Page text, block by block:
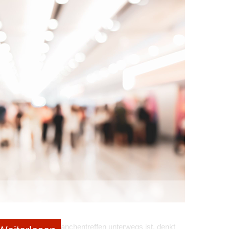
getroffen werden – das
gelassen reagieren sie, wenn ein (potenzieller) Kunde
Auftrag erteilt. Sie wissen aber auch: „Ich muss am
Also bringen sie sich bei ihren Zielkunden
sie alle zwei, drei Tage anrufen und nerven. Nein,
in Erinnerung. Zum Beispiel, indem sie ihnen etwas
bietet. Das kann ein Artikel über eine Studie über die
oder eine Checkliste ... Indem Sie Ihrem
jemand, der an mich denkt und mich als Person
Also entscheidet sich Ihre Kontaktperson, wenn
für Business Relationship Management und
Messen oder Branchentreffen unterwegs ist, denkt